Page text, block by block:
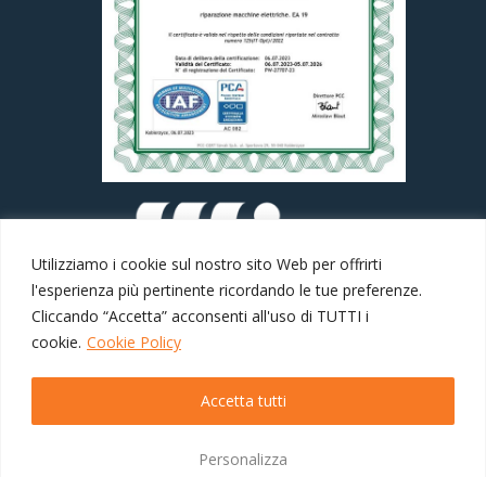
Utilizziamo i cookie sul nostro sito Web per offrirti
l'esperienza più pertinente ricordando le tue preferenze.
Cliccando “Accetta” acconsenti all'uso di TUTTI i
cookie. Cookie Policy
Personalizza
Accetta tutti